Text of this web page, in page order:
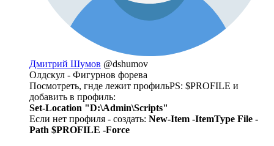
Дмитрий Шумов @dshumov
Олдскул - Фигурнов форева
Посмотреть, гнде лежит профильPS: $PROFILE и
добавить в профиль:
Set-Location "D:\Admin\Scripts"
Если нет профиля - создать: New-Item -ItemType File -
Path $PROFILE -Force